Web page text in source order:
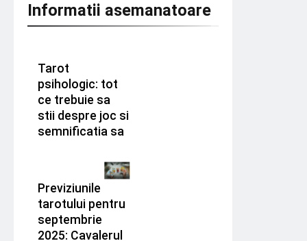
Informatii asemanatoare
Tarot
psihologic: tot
ce trebuie sa
stii despre joc si
semnificatia sa
Previziunile
tarotului pentru
septembrie
2025: Cavalerul